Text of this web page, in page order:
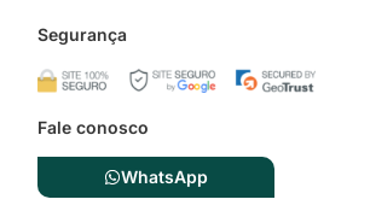
Segurança
Fale conosco
WhatsApp